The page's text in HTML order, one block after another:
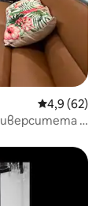
Средна
4,9 (62)
и